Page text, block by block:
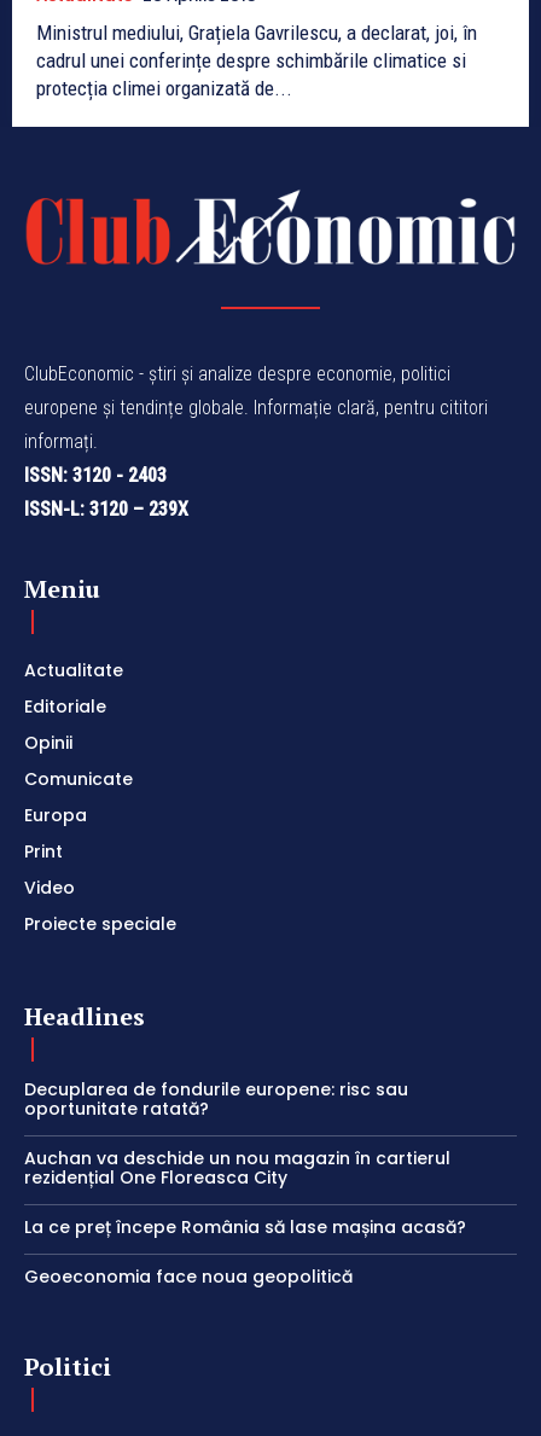
Ministrul mediului, Grațiela Gavrilescu, a declarat, joi, în
cadrul unei conferințe despre schimbările climatice si
protecția climei organizată de...
ClubEconomic - știri și analize despre economie, politici
europene și tendințe globale. Informație clară, pentru cititori
informați.
ISSN: 3120 - 2403
ISSN-L: 3120 – 239X
Meniu
Actualitate
Editoriale
Opinii
Comunicate
Europa
Print
Video
Proiecte speciale
Headlines
Decuplarea de fondurile europene: risc sau
oportunitate ratată?
Auchan va deschide un nou magazin în cartierul
rezidențial One Floreasca City
La ce preț începe România să lase mașina acasă?
Geoeconomia face noua geopolitică
Politici